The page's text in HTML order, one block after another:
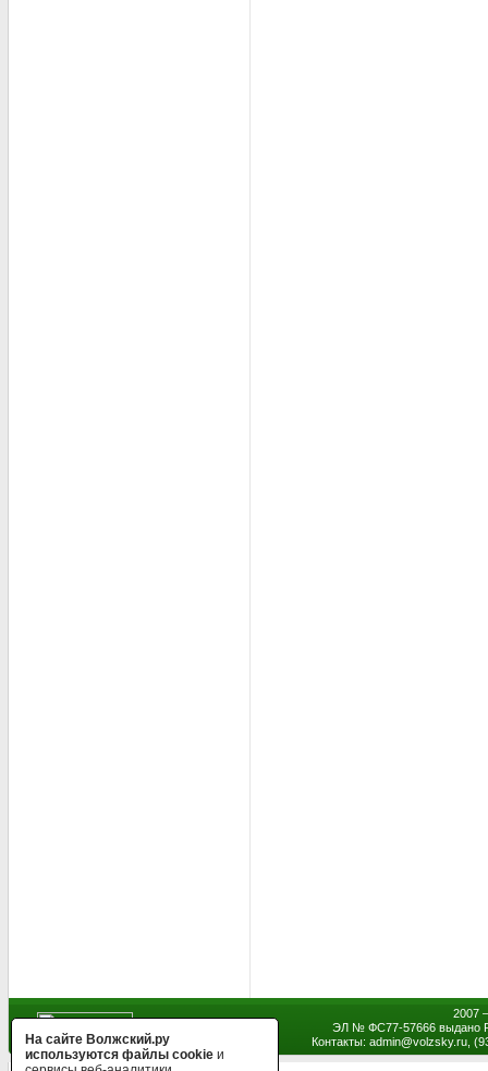
2007
ЭЛ № ФС77-57666 выдано
Контакты: admin@volzsky.ru,
На сайте Волжский.ру
используются файлы cookie и